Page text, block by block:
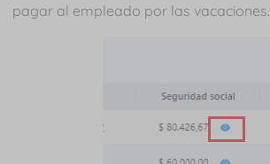
pagar al empleado por las vacaciones.